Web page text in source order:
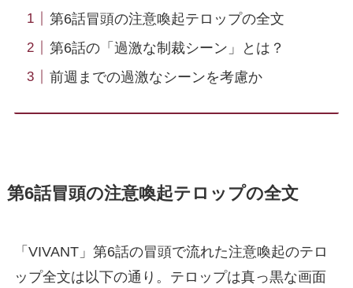
第6話冒頭の注意喚起テロップの全文
第6話の「過激な制裁シーン」とは？
前週までの過激なシーンを考慮か
第6話冒頭の注意喚起テロップの全文
「VIVANT」第6話の冒頭で流れた注意喚起のテロ
ップ全文は以下の通り。テロップは真っ黒な画面